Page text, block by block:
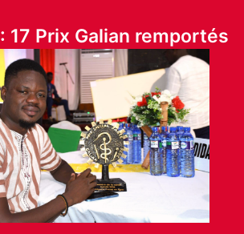
17 Prix Galian remportés